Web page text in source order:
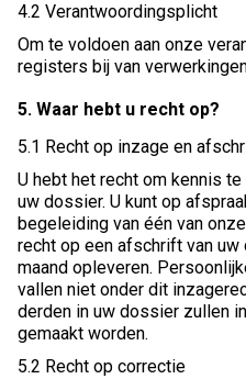
4.2 Verantwoordingsplicht
Om te voldoen aan onze
registers bij van
5. Waar hebt u recht op?
5.1 Recht op inzage en
U hebt het recht om kennis
uw dossier. U kunt op
begeleiding van één van
recht op een afschrift van
maand opleveren.
vallen niet onder dit
derden in uw dossier zullen
gemaakt worden.
5.2 Recht op correctie